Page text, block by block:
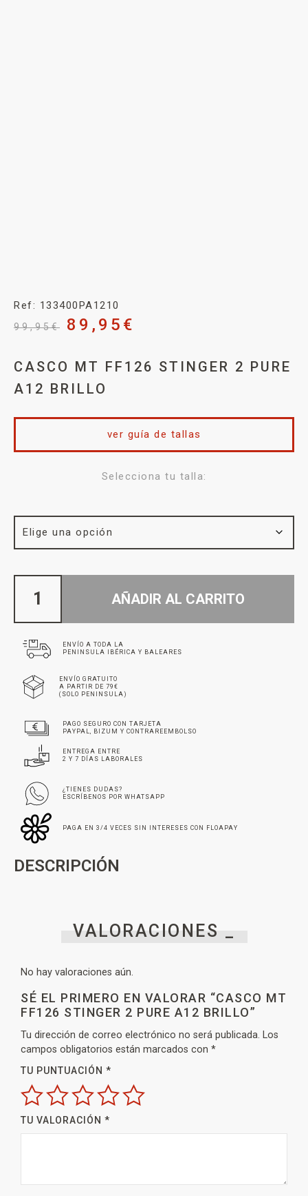
Ref: 133400PA1210
99,95€ 89,95 €
CASCO MT FF126 STINGER 2 PURE
A12 BRILLO
Selecciona tu talla:
ver guía de tallas
AÑADIR AL CARRITO
ENVÍO A TODA LA
PENINSULA IBÉRICA Y BALEARES
ENVÍO GRATUITO
A PARTIR DE 79€
(SOLO PENINSULA)
PAGO SEGURO CON TARJETA
PAYPAL, BIZUM Y CONTRAREEMBOLSO
ENTREGA ENTRE
2 Y 7 DÍAS LABORALES
¿TIENES DUDAS?
ESCRÍBENOS POR WHATSAPP
PAGA EN 3/4 VECES SIN INTERESES CON FLOAPAY
DESCRIPCIÓN
VALORACIONES _
No hay valoraciones aún.
SÉ EL PRIMERO EN VALORAR “CASCO MT
FF126 STINGER 2 PURE A12 BRILLO”
Tu dirección de correo electrónico no será publicada. Los
campos obligatorios están marcados con *
TU PUNTUACIÓN *
TU VALORACIÓN *